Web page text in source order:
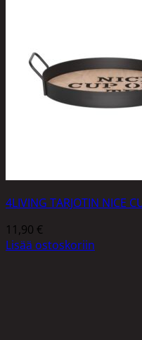
4LIVING TARJOTIN NICE
11,90 €
Lisää ostoskoriin